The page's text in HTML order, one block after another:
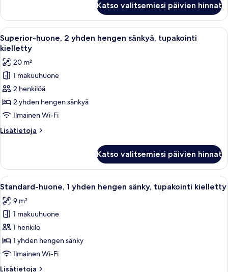
kielletty
kuvat
1
keskisuuri
parisänky,
tupakointi
kielletty
Katso valitsemiesi päivien hinnat
Avaa
kaikki
huonetyypin
Superior-
huone,
2
yhden
hengen
sänkyä,
tupakointi
kuvat
Näkymä ikkunasta, josta avautuu
10
Superior-huone, 2 yhden hengen sänkyä, tupakointi
kielletty
20 m²
1 makuuhuone
2 henkilöä
2 yhden hengen sänkyä
Ilmainen Wi-Fi
Lisätietoja
Lisätietoja
2
yhden
hengen
tupakointi
kielletty
Katso valitsemiesi päivien hinnat
Avaa
kaikki
huonetyypin
Standard-
huone,
1
yhden
Hotellihuone, jossa on sänky,
10
Standard-huone, 1 yhden hengen sänky, tupakointi kielletty
9 m²
1 makuuhuone
1 henkilö
1 yhden hengen sänky
Ilmainen Wi-Fi
Lisätietoja
Lisätietoja